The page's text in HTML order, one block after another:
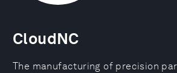
CloudNC
The manufacturing of precision